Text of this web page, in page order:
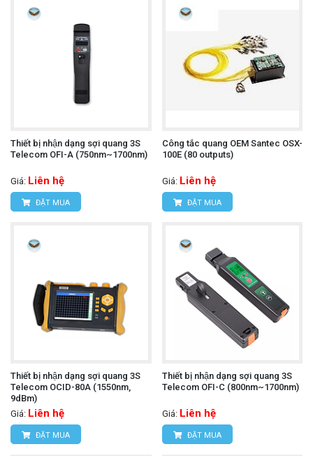
Thiết bị nhận dạng sợi quang 3S
Telecom OFI-A (750nm~1700nm)
Giá: Liên hệ
ĐẶT MUA
Công tắc quang OEM Santec OSX-
100E (80 outputs)
Giá: Liên hệ
ĐẶT MUA
Thiết bị nhận dạng sợi quang 3S
Telecom OCID-80A (1550nm,
9dBm)
Giá: Liên hệ
ĐẶT MUA
Thiết bị nhận dạng sợi quang 3S
Telecom OFI-C (800nm~1700nm)
Giá: Liên hệ
ĐẶT MUA